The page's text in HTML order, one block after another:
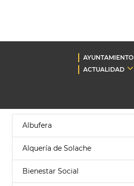
AYUNTAMIENTO
ACTUALIDAD
Albufera
Alquería de Solache
Bienestar Social